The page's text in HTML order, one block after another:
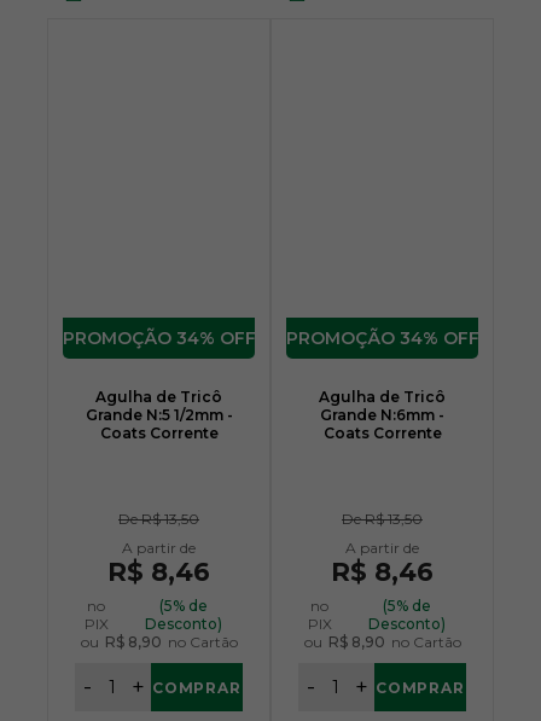
34% OFF
Agulha de Tricô
Grande N:5 1/2mm -
Coats Corrente
DeR$ 13,50
R$ 8,46
no
PIX
(5% de
Desconto)
ou R$ 8,90 no Cartão
+
- COMPRAR
34% OFF
Agulha de Tricô
Grande N:6mm -
Coats Corrente
DeR$ 13,50
R$ 8,46
no
PIX
(5% de
Desconto)
ou R$ 8,90 no Cartão
+
- COMPRAR